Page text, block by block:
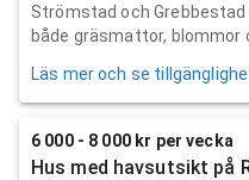
Strömstad och
både gräsmattor, blommor
Läs mer och se
6 000 - 8 000 kr per vecka
Hus med havsutsikt på